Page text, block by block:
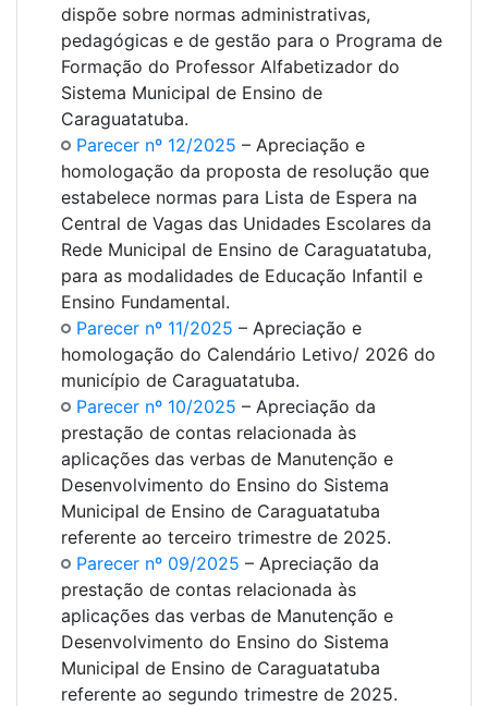
dispõe sobre normas administrativas,
pedagógicas e de gestão para o Programa de
Formação do Professor Alfabetizador do
Sistema Municipal de Ensino de
Caraguatatuba.
Parecer nº 12/2025 – Apreciação e
homologação da proposta de resolução que
estabelece normas para Lista de Espera na
Central de Vagas das Unidades Escolares da
Rede Municipal de Ensino de Caraguatatuba,
para as modalidades de Educação Infantil e
Ensino Fundamental.
Parecer nº 11/2025 – Apreciação e
homologação do Calendário Letivo/ 2026 do
município de Caraguatatuba.
Parecer nº 10/2025 – Apreciação da
prestação de contas relacionada às
aplicações das verbas de Manutenção e
Desenvolvimento do Ensino do Sistema
Municipal de Ensino de Caraguatatuba
referente ao terceiro trimestre de 2025.
Parecer nº 09/2025 – Apreciação da
prestação de contas relacionada às
aplicações das verbas de Manutenção e
Desenvolvimento do Ensino do Sistema
Municipal de Ensino de Caraguatatuba
referente ao segundo trimestre de 2025.